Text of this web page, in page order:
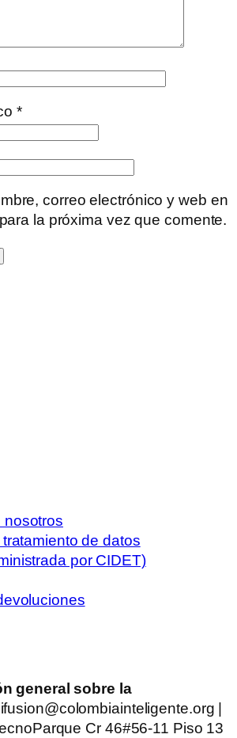
*
correo electrónico y web en
la próxima vez que comente.
nosotros
de datos
por CIDET)
general sobre la
|
Cr 46#56-11 Piso 13